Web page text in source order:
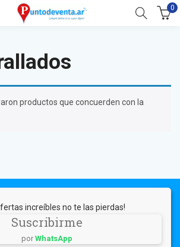
0
productos que concuerden con la
increíbles no te las pierdas!
Suscribirme
por WhatsApp